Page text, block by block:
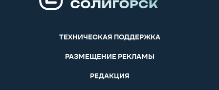
ТЕХНИЧЕСКАЯ ПОДДЕРЖКА
РАЗМЕЩЕНИЕ РЕКЛАМЫ
РЕДАКЦИЯ